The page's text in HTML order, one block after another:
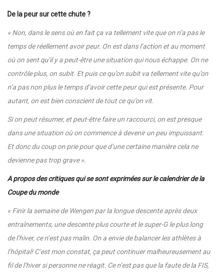
De la peur sur cette chute ?
« Non, dans le sens où en fait ça va tellement vite que on n’a pas le
temps de réellement avoir peur. On est dans l’action et au moment
où on sent qu’il y a peut-être une situation qui nous échappe. On ne
contrôle plus, on subit. Et puis ce qu’on subit va tellement vite qu’on
n’a pas non plus le temps d’avoir cette peur qui est présente. Pour
autant, on est bien conscient de tout ce qu’on vit.
Si on peut résumer, et peut-être faire un raccourci, on est presque
dans une situation où on commence à devenir un peu impuissant.
Et donc du coup on prie pour que d’une certaine manière cela ne
devienne pas trop grave ».
A propos des critiques qui se sont exprimées sur le calendrier de la
Coupe du monde
« Finir la semaine de Wengen par la longue descente après deux
entraînements, une descente plus courte et le super-G le plus long
de l’hiver, ce n’est pas malin. On a envie de balancer les athlètes à
l’hôpital! C’est mon constat, ça peut continuer malheureusement au
fil de l’hiver si personne ne réagit. Ce n’est pas que la faute de la FIS,